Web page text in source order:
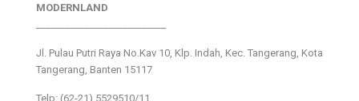
MODERNLAND
Jl. Pulau Putri Raya No.Kav 10, Klp. Indah, Kec. Tangerang, Kota
Tangerang, Banten 15117
Telp: (62-21) 5529510/11